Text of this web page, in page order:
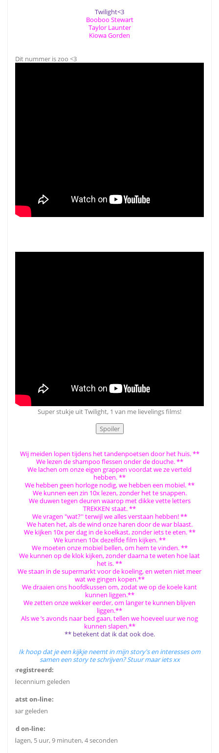
Twilight<3
Booboo Stewart
Taylor Launter
Kiowa Gorden
Dit nummer is zoo <3
Super stukje uit Twilight, 1 van me lievelings films!
Wij meiden lopen tijdens het tandenpoetsen door het huis. **
We lezen de shampoo flessen onder de douche. **
We lachen om onze eigen grappen voordat we ze verteld
hebben. **
We hebben geen horloge nodig, we hebben een mobiel. **
We kunnen een zin 10x lezen, zonder het te snappen.
We duwen tegen deuren waarop met dikke vette letters
TREKKEN staat. **
We vragen "wat?'' terwijl we alles verstaan hebben! **
We haten het, als de wind onze haren door de war blaast.
We kijken 10x per dag in de koelkast, zonder iets te eten. **
We kunnen 10x dezelfde film kijken. **
We moeten onze mobiel bellen, om hem te vinden. **
We kunnen op de klok kijken, zonder daarna te weten hoe laat
het is. **
We staan in de supermarkt voor de koeling, en weten niet meer
wat we gingen kopen.**
We draaien ons hoofdkussen om, zodat we op de koele kant
kunnen liggen.**
We zetten onze wekker eerder, om langer te kunnen blijven
liggen.**
Als we ’s avonds naar bed gaan, tellen we hoeveel uur we nog
kunnen slapen.**
** betekent dat ik dat ook doe.
Ik hoop dat je een kijkje neemt in mijn story's en interesses om
samen een story te schrijven? Stuur maar iets xx
Geregistreerd:
1 decennium geleden
Laatst on-line:
6 jaar geleden
Tijd on-line:
4 dagen, 5 uur, 9 minuten, 4 seconden